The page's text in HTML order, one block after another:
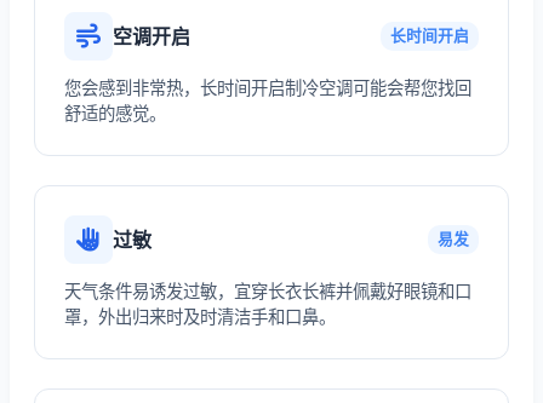
空调开启 长时间开启
您会感到非常热，长时间开启制冷空调可能会帮您找回
舒适的感觉。
过敏 易发
天气条件易诱发过敏，宜穿长衣长裤并佩戴好眼镜和口
罩，外出归来时及时清洁手和口鼻。